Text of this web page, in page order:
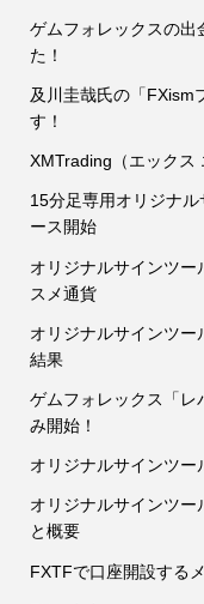
ゲムフォレックスの出
た！
及川圭哉氏の「FXism
す！
XMTrading（エックス
15分足専用オリジナ
ース開始
オリジナルサインツー
スメ通貨
オリジナルサインツ
結果
ゲムフォレックス「レ
み開始！
オリジナルサインツー
オリジナルサインツー
と概要
FXTFで口座開設する